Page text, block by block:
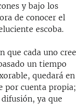
y bajo los
de conocer el
escoba.
que cada uno cree
un tiempo
quedará en
por cuenta propia;
ya que